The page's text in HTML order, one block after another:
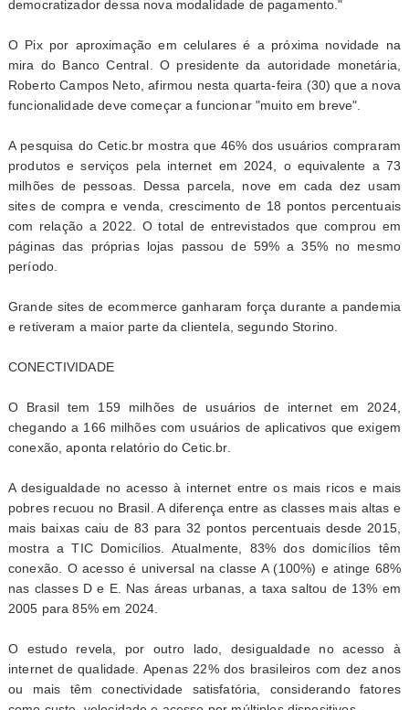
democratizador dessa nova modalidade de pagamento."
O Pix por aproximação em celulares é a próxima novidade na
mira do Banco Central. O presidente da autoridade monetária,
Roberto Campos Neto, afirmou nesta quarta-feira (30) que a nova
funcionalidade deve começar a funcionar "muito em breve".
A pesquisa do Cetic.br mostra que 46% dos usuários compraram
produtos e serviços pela internet em 2024, o equivalente a 73
milhões de pessoas. Dessa parcela, nove em cada dez usam
sites de compra e venda, crescimento de 18 pontos percentuais
com relação a 2022. O total de entrevistados que comprou em
páginas das próprias lojas passou de 59% a 35% no mesmo
período.
Grande sites de ecommerce ganharam força durante a pandemia
e retiveram a maior parte da clientela, segundo Storino.
CONECTIVIDADE
O Brasil tem 159 milhões de usuários de internet em 2024,
chegando a 166 milhões com usuários de aplicativos que exigem
conexão, aponta relatório do Cetic.br.
A desigualdade no acesso à internet entre os mais ricos e mais
pobres recuou no Brasil. A diferença entre as classes mais altas e
mais baixas caiu de 83 para 32 pontos percentuais desde 2015,
mostra a TIC Domicílios. Atualmente, 83% dos domicílios têm
conexão. O acesso é universal na classe A (100%) e atinge 68%
nas classes D e E. Nas áreas urbanas, a taxa saltou de 13% em
2005 para 85% em 2024.
O estudo revela, por outro lado, desigualdade no acesso à
internet de qualidade. Apenas 22% dos brasileiros com dez anos
ou mais têm conectividade satisfatória, considerando fatores